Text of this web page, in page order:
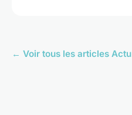
← Voir tous les articles Actu